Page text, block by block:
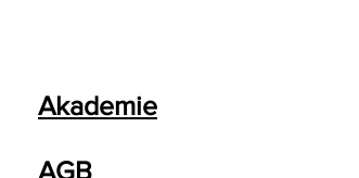
Akademie
AGB